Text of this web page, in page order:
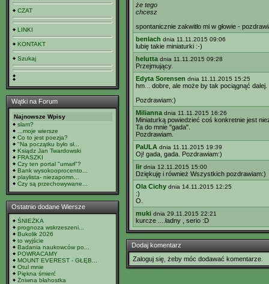
CZAT
LINKI
KONTAKT
Szukaj
Wątki na Forum
Najnowsze Wpisy
slam?
...moje wiersze
Co to jest poezja?
"Na początku było sł...
Ksiądz Jan Twardowski
FRASZKI
Czy ten portal "umarł"?
Bank wysokooprocento...
playlista- niezapomn...
Czy są przechowywane...
Ostatnio dodane Wiersze
ŚNIEŻKA
prognoza wskrzeszeni...
Bukolik 2026
to wyjście
Badania naukowców po...
POWRACAMY
MOUNT EVEREST - GŁĘB...
Otul mnie
Piękna śmierć
Żniwna błahostka
że tego
chcesz
spontanicznie zakwitło mi w głowie -
benlach dnia 11.11.2015 09:06
lubię takie miniaturki :-)
helutta dnia 11.11.2015 09:28
Przejmujący.
Edyta Sorensen dnia 11.11.2015 15:25
hm... dobre, ale może by tak pociągnąć dalej.
Pozdrawiam:)
Milianna dnia 11.11.2015 16:26
Miniaturką powiedzieć coś konkretnie jest
Ta do mnie "gada".
Pozdrawiam.
PaULA dnia 11.11.2015 19:39
Oj! gada, gada. Pozdrawiam:)
lir dnia 12.11.2015 15:00
Dziękuję i również Wszystkich pozdrawiam:)
Ola Cichy dnia 14.11.2015 12:25
:)
O.
muki dnia 29.11.2015 22:21
kurcze ....ładny , serio :D
Dodaj komentarz
Zaloguj się, żeby móc dodawać komentarze.